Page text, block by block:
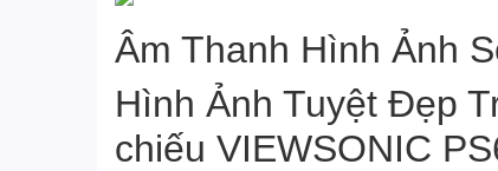
Âm Thanh Hình Ảnh
Hình Ảnh Tuyệt Đẹp
chiếu VIEWSONIC